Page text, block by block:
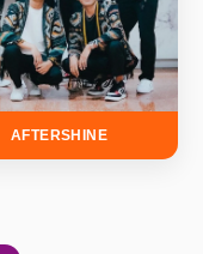
AFTERSHINE